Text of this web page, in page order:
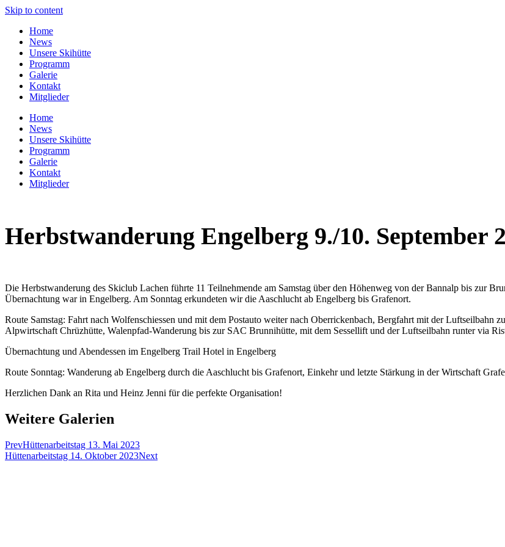
Skip to content
Home
News
Unsere Skihütte
Programm
Galerie
Kontakt
Mitglieder
Home
News
Unsere Skihütte
Programm
Galerie
Kontakt
Mitglieder
Herbstwanderung Engelberg 9./10. September
Die Herbstwanderung des Skiclub Lachen führte 11 Teilnehmende am Samstag über den Höhenweg von der Bannalp bis zur
Übernachtung war in Engelberg. Am Sonntag erkundeten wir die Aaschlucht ab Engelberg bis Grafenort.
Route Samstag: Fahrt nach Wolfenschiessen und mit dem Postauto weiter nach Oberrickenbach, Bergfahrt mit der Luftseilbahn
Alpwirtschaft Chrüzhütte, Walenpfad-Wanderung bis zur SAC Brunnihütte, mit dem Sessellift und der Luftseilbahn runter via
Übernachtung und Abendessen im Engelberg Trail Hotel in Engelberg
Route Sonntag: Wanderung ab Engelberg durch die Aaschlucht bis Grafenort, Einkehr und letzte Stärkung in der Wirtschaft
Herzlichen Dank an Rita und Heinz Jenni für die perfekte Organisation!
Weitere Galerien
PrevHüttenarbeitstag 13. Mai 2023
Hüttenarbeitstag 14. Oktober 2023Next